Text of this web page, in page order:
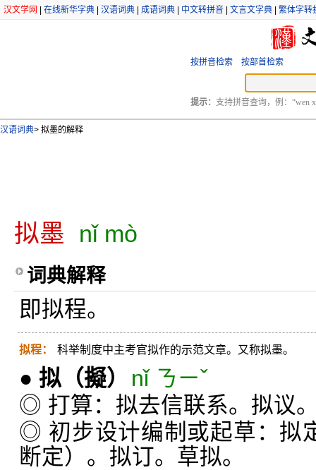
汉文学网 在线新华字典 汉语词典 成语词典 中文转拼音 文言文字典 繁体字转
按拼音检索 按部首检索
提示： 支持拼音查询，例：“wen
汉语词典> 拟墨的解释
拟墨 nǐ mò
词典解释
即拟程。
拟程： 科举制度中主考官拟作的示范文章。又称拟墨。
● 拟 （擬）
nǐ ㄋㄧˇ
◎ 打算：拟去信联系。拟议
◎ 初步设计编制或起草：拟
断定）。拟订。草拟。